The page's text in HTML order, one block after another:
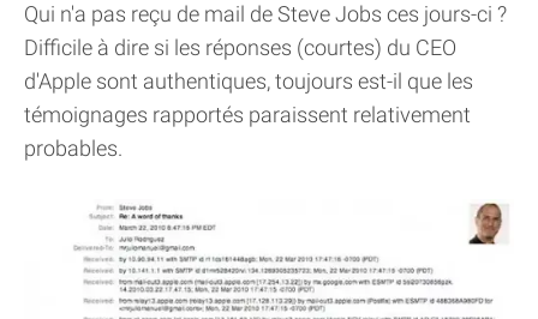
Qui n'a pas reçu de mail de Steve Jobs ces jours-ci ?
Difficile à dire si les réponses (courtes) du CEO
d'Apple sont authentiques, toujours est-il que les
témoignages rapportés paraissent relativement
probables.